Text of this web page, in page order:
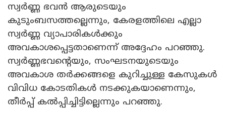
സ്വർണ്ണ ഭവൻ ആരുടെയും
കുടുംബസത്തല്ലെന്നും, കേരളത്തിലെ എല്ലാ
സ്വർണ്ണ വ്യാപാരികൾക്കും
അവകാശപ്പെട്ടതാണെന്ന് അദ്ദേഹം പറഞ്ഞു.
സ്വർണ്ണഭവന്റെയും, സംഘടനയുടെയും
അവകാശ തർക്കങ്ങളെ കുറിച്ചുള്ള കേസുകൾ
വിവിധ കോടതികൾ നടക്കുകയാണെന്നും,
തീർപ്പ് കൽപ്പിച്ചിട്ടില്ലെന്നും പറഞ്ഞു.